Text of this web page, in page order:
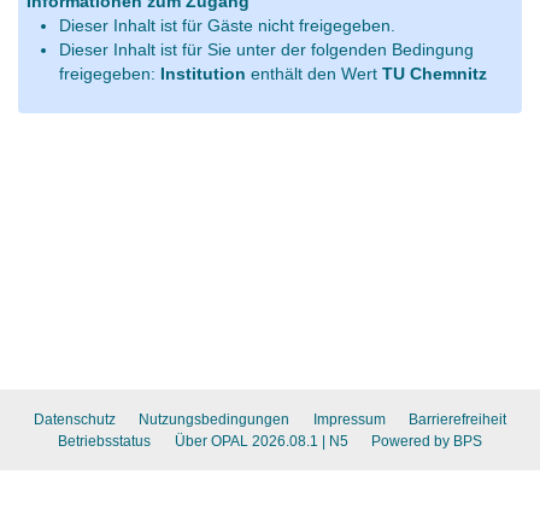
Dieser Inhalt ist für Gäste nicht freigegeben.
Dieser Inhalt ist für Sie unter der folgenden Bedingung
freigegeben:
Institution enthält den Wert TU Chemnitz
Datenschutz Nutzungsbedingungen Impressum
Barrierefreiheit
Betriebsstatus
Über OPAL 2026.08.1 | N5 Powered by BPS